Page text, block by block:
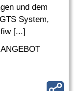
und dem
System,
[...]